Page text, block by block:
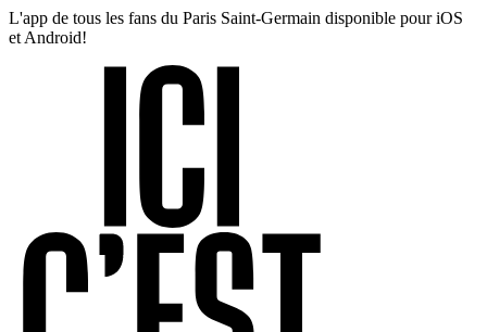
L'app de tous les fans du Paris Saint-Germain disponible pour iOS
et Android!